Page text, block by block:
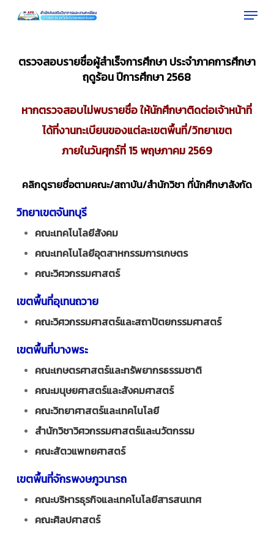
Menu
ตรวจสอบรายชื่อผู้สำเร็จการศึกษาประจำภาคการศึกษา
ฤดูร้อน ปีการศึกษา 2568
หากตรวจสอบไม่พบรายชื่อ ให้นักศึกษาติดต่อเจ้าหน้าที่
ได้ที่งานทะเบียนของแต่ละเขตพื้นที่/วิทยาเขต
ภายในวันศุกร์ที่ 15 พฤษภาคม 2569
คลิกดูรายชื่อตามคณะ/สถาบัน/สำนักวิชา ที่นักศึกษาสังกัด
วิทยาเขตจันทบุรี
คณะเทคโนโลยีสังคม
คณะเทคโนโลยีอุตสาหกรรมการเกษตร
คณะวิศวกรรมศาสตร์
เขตพื้นที่อุเทนถวาย
คณะวิศวกรรมศาสตร์และสถาปัตยกรรมศาสตร์
เขตพื้นที่บางพระ
คณะเกษตรศาสตร์และทรัพยากรธรรมชาติ
คณะมนุษยศาสตร์และสังคมศาสตร์
คณะวิทยาศาสตร์และเทคโนโลยี
สำนักวิชาวิศวกรรมศาสตร์และนวัตกรรม
คณะสัตวแพทยศาสตร์
เขตพื้นที่จักรพงษภูวนารถ
คณะบริหารธุรกิจและเทคโนโลยีสารสนเทศ
คณะศิลปศาสตร์